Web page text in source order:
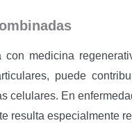
con medicina
puede
celulares. En
resulta especialmente